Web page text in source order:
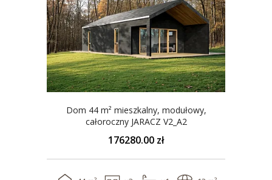
Dom 44 m² mieszkalny, modułowy,
całoroczny JARACZ V2_A2
176280.00 zł